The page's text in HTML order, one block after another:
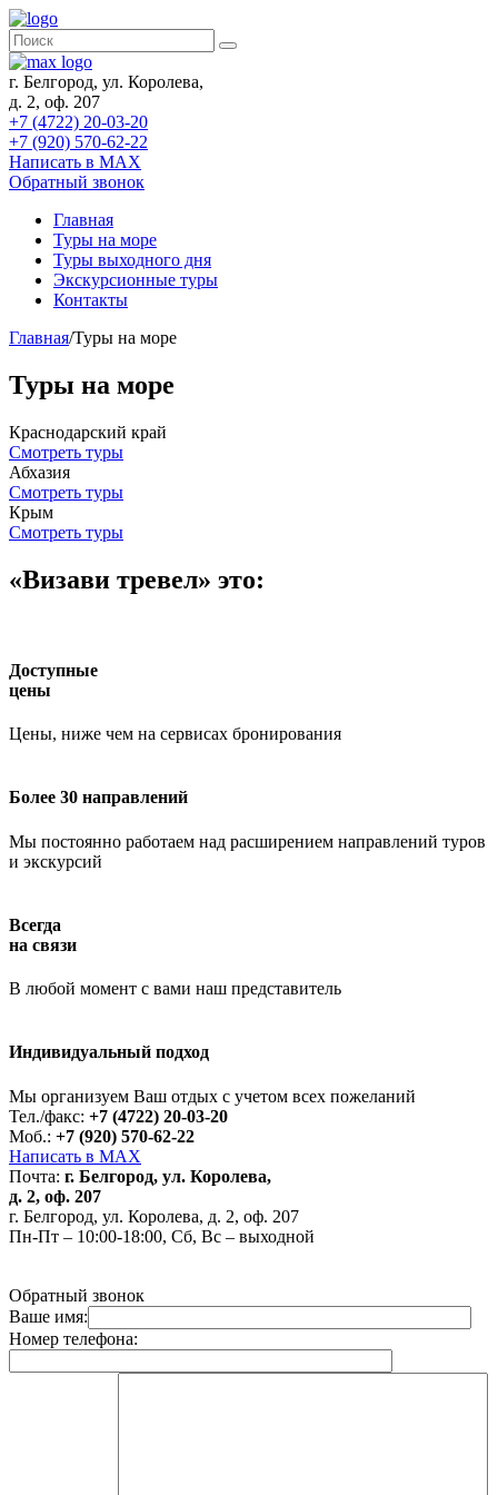
г. Белгород, ул. Королева,
д. 2, оф. 207
+7 (4722) 20-03-20
+7 (920) 570-62-22
Написать в MAX
Обратный звонок
Главная
Туры на море
Туры выходного дня
Экскурсионные туры
Контакты
Главная/Туры на море
Туры на море
Краснодарский край
Смотреть туры
Абхазия
Смотреть туры
Крым
Смотреть туры
«Визави тревел» это:
Доступные
цены
Цены, ниже чем на сервисах бронирования
Более 30 направлений
Мы постоянно работаем над расширением направлений туров
и экскурсий
Всегда
на связи
В любой момент с вами наш представитель
Индивидуальный подход
Мы организуем Ваш отдых с учетом всех пожеланий
Тел./факс: +7 (4722) 20-03-20
Моб.: +7 (920) 570-62-22
Написать в MAX
Почта: г. Белгород, ул. Королева,
д. 2, оф. 207
г. Белгород, ул. Королева, д. 2, оф. 207
Пн-Пт – 10:00-18:00, Сб, Вс – выходной
Обратный звонок
Ваше имя:
Номер телефона: